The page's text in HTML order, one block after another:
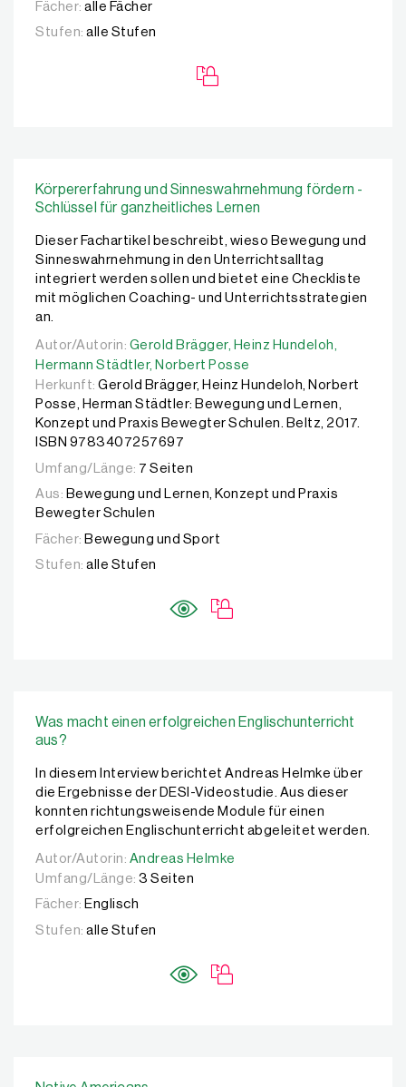
Fächer: alle Fächer
Stufen: alle Stufen
Körpererfahrung und Sinneswahrnehmung fördern -
Schlüssel für ganzheitliches Lernen
Dieser Fachartikel beschreibt, wieso Bewegung und
Sinneswahrnehmung in den Unterrichtsalltag
integriert werden sollen und bietet eine Checkliste
mit möglichen Coaching- und Unterrichtsstrategien
an.
Autor/Autorin: Gerold Brägger, Heinz Hundeloh,
Autor/Autorin: Gerold Brägger, Heinz Hundeloh,
Hermann Städtler, Norbert Posse
Herkunft: Gerold Brägger, Heinz Hundeloh, Norbert
Posse, Herman Städtler: Bewegung und Lernen,
Konzept und Praxis Bewegter Schulen. Beltz, 2017.
ISBN 9783407257697
Umfang/Länge: 7 Seiten
Aus: Bewegung und Lernen, Konzept und Praxis
Bewegter Schulen
Fächer: Bewegung und Sport
Stufen: alle Stufen
Was macht einen erfolgreichen Englischunterricht
aus?
In diesem Interview berichtet Andreas Helmke über
die Ergebnisse der DESI-Videostudie. Aus dieser
konnten richtungsweisende Module für einen
erfolgreichen Englischunterricht abgeleitet werden.
Autor/Autorin: Andreas Helmke
Autor/Autorin: Andreas Helmke
Umfang/Länge: 3 Seiten
Fächer: Englisch
Stufen: alle Stufen